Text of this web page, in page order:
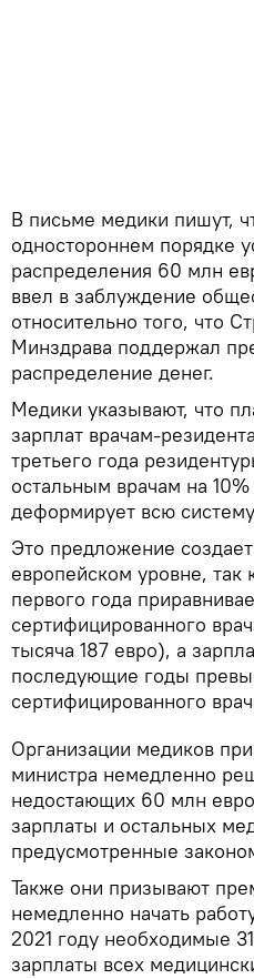
В письме медики пишут,
одностороннем порядке
распределения 60 млн
ввел в заблуждение
относительно того, что
Минздрава поддержал
распределение денег.
Медики указывают, что
зарплат врачам-
третьего года
остальным врачам на
деформирует всю
Это предложение
европейском уровне, так
первого года
сертифицированного
тысяча 187 евро), а
последующие годы
сертифицированного
Организации медиков
министра немедленно
недостающих 60 млн
зарплаты и остальных
предусмотренные
Также они призывают
немедленно начать
2021 году необходимые
зарплаты всех